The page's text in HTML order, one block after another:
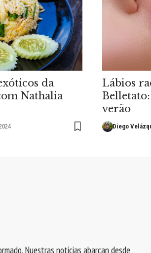
da
Nathalia
Lábios
verão
Diego
Nuestras noticias abarcan desde